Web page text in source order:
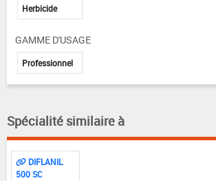
Herbicide
GAMME D'USAGE
Professionnel
Spécialité similaire à
DIFLANIL
500 SC